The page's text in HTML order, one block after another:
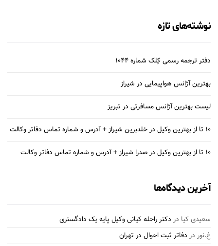
نوشته‌های تازه
دفتر ترجمه رسمی کِلک شماره 1044
بهترین آژانس هواپیمایی در شیراز
لیست بهترین آژانس مسافرتی در تبریز
10 تا از بهترین وکیل در خلدبرین شیراز + آدرس و شماره تماس دفاتر وکالت
10 تا از بهترین وکیل در صدرا شیراز + آدرس و شماره تماس دفاتر وکالت
آخرین دیدگاه‌ها
سعیدی کیا در دکتر راحله کیانی وکیل پایه یک دادگستری
غ.نور در دفاتر ثبت احوال در تهران